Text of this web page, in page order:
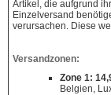
Artikel, die aufgrund
Einzelversand
verursachen. Diese
Versandzonen:
Zone 1:
Belgien,